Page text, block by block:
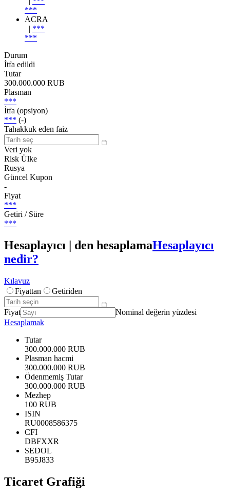
***
ACRA
| ***
***
Durum
İtfa edildi
Tutar
300.000.000 RUB
Plasman
***
İtfa (opsiyon)
*** (-)
Tahakkuk eden faiz
Veri yok
Risk Ülke
Rusya
Güncel Kupon
-
Fiyat
***
Getiri / Süre
***
Hesaplayıcı | den hesaplamaHesaplayıcı
nedir?
Kılavuz
Fiyattan
Getiriden
Fiyat
Nominal değerin yüzdesi
Hesaplamak
Tutar
300.000.000 RUB
Plasman hacmi
300.000.000 RUB
Ödenmemiş Tutar
300.000.000 RUB
Mezhep
100 RUB
ISIN
RU0008586375
CFI
DBFXXR
SEDOL
B95J833
Ticaret Grafiği